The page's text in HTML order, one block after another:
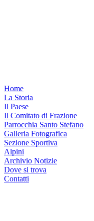
Home
La Storia
Il Paese
Il Comitato di Frazione
Parrocchia Santo Stefano
Galleria Fotografica
Sezione Sportiva
Alpini
Archivio Notizie
Dove si trova
Contatti